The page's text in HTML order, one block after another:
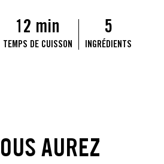
12 min
TEMPS DE CUISSON
5
INGRÉDIENTS
AUREZ